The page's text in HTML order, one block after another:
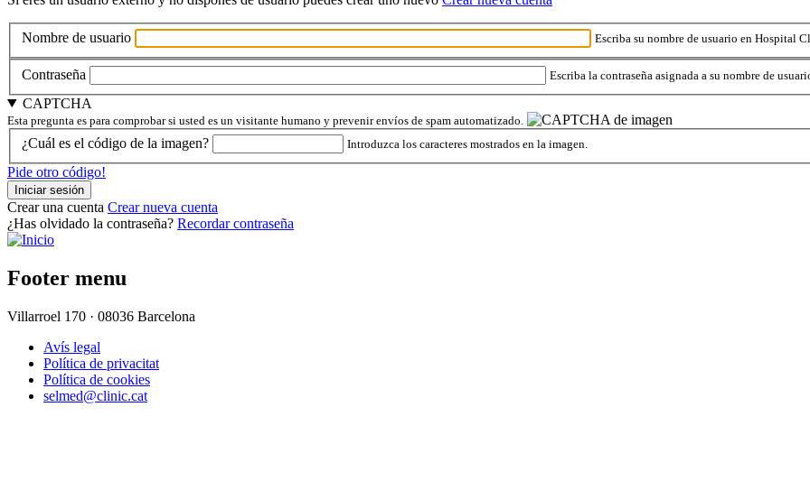
Nombre de usuario Escriba su nombre de usuario en Hospital
Contraseña Escriba la contraseña asignada a su nombre de
CAPTCHA
Esta pregunta es para comprobar si usted es un visitante humano y prevenir envíos de spam automatizado.
¿Cuál es el código de la imagen? Introduzca los caracteres mostrados en la imagen.
Pide otro código!
Crear una cuenta Crear nueva cuenta
¿Has olvidado la contraseña? Recordar contraseña
Footer menu
Villarroel 170 · 08036 Barcelona
Avís legal
Política de privacitat
Política de cookies
selmed@clinic.cat